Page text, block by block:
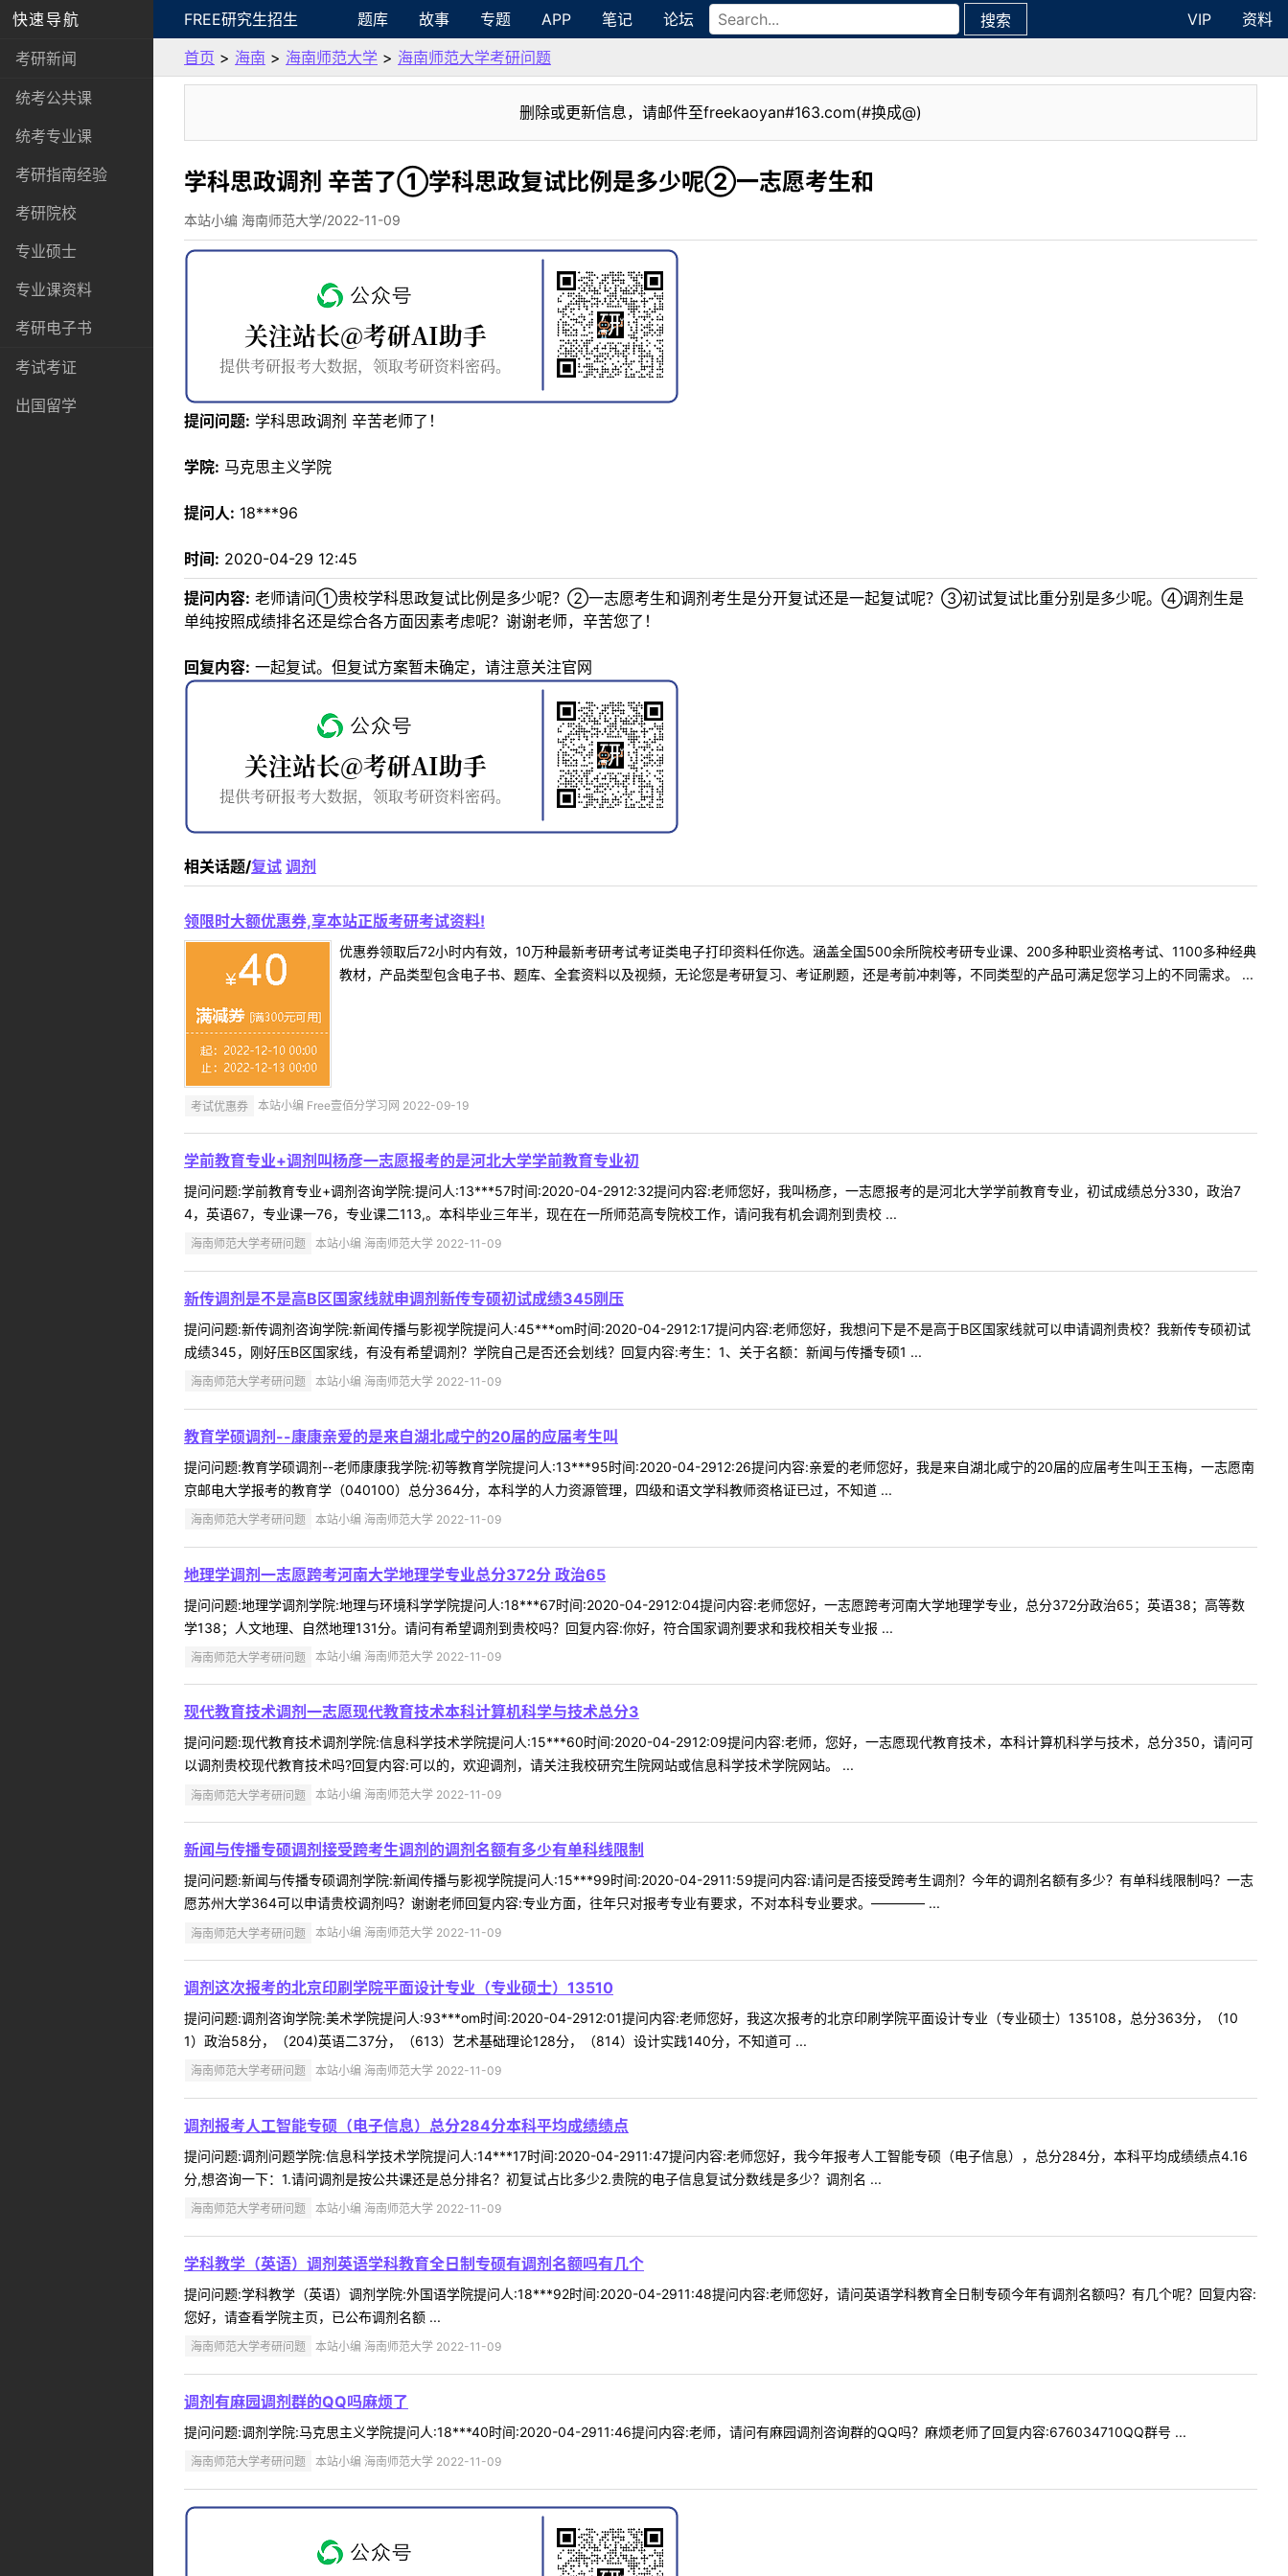
快速导航
考研新闻
统考公共课
统考专业课
考研指南经验
考研院校
专业硕士
专业课资料
考研电子书
考试考证
出国留学
FREE研究生招生 题库 故事 专题 APP 笔记 论坛 搜索 VIP
资料
首页 > 海南 > 海南师范大学 > 海南师范大学考研问题
删除或更新信息，请邮件至freekaoyan#163.com(#换成@)
学科思政调剂 辛苦了①学科思政复试比例是多少呢②一志愿考生和
本站小编 海南师范大学/2022-11-09
提问问题: 学科思政调剂 辛苦老师了！
学院: 马克思主义学院
提问人: 18***96
时间: 2020-04-29 12:45
提问内容: 老师请问①贵校学科思政复试比例是多少呢？②一志愿考生和调剂考生是分开复试还是一起复试呢？③初试复试比重分别是多少呢。④调剂生是
单纯按照成绩排名还是综合各方面因素考虑呢？谢谢老师，辛苦您了！
回复内容: 一起复试。但复试方案暂未确定，请注意关注官网
相关话题/复试 调剂
领限时大额优惠券,享本站正版考研考试资料!
优惠券领取后72小时内有效，10万种最新考研考试考证类电子打印资料任你选。涵盖全国500余所院校考研专业课、200多种职业资格考试、1100多种经典
教材，产品类型包含电子书、题库、全套资料以及视频，无论您是考研复习、考证刷题，还是考前冲刺等，不同类型的产品可满足您学习上的不同需求。 ...
考试优惠券 本站小编 Free壹佰分学习网 2022-09-19
学前教育专业+调剂叫杨彦一志愿报考的是河北大学学前教育专业初
提问问题:学前教育专业+调剂咨询学院:提问人:13***57时间:2020-04-2912:32提问内容:老师您好，我叫杨彦，一志愿报考的是河北大学学前教育专业，初试成绩总分330，政治7
4，英语67，专业课一76，专业课二113,。本科毕业三年半，现在在一所师范高专院校工作，请问我有机会调剂到贵校 ...
海南师范大学考研问题 本站小编 海南师范大学 2022-11-09
新传调剂是不是高B区国家线就申调剂新传专硕初试成绩345刚压
提问问题:新传调剂咨询学院:新闻传播与影视学院提问人:45***om时间:2020-04-2912:17提问内容:老师您好，我想问下是不是高于B区国家线就可以申请调剂贵校？我新传专硕初试
成绩345，刚好压B区国家线，有没有希望调剂？学院自己是否还会划线？回复内容:考生：1、关于名额：新闻与传播专硕1 ...
海南师范大学考研问题 本站小编 海南师范大学 2022-11-09
教育学硕调剂--康康亲爱的是来自湖北咸宁的20届的应届考生叫
提问问题:教育学硕调剂--老师康康我学院:初等教育学院提问人:13***95时间:2020-04-2912:26提问内容:亲爱的老师您好，我是来自湖北咸宁的20届的应届考生叫王玉梅，一志愿南
京邮电大学报考的教育学（040100）总分364分，本科学的人力资源管理，四级和语文学科教师资格证已过，不知道 ...
海南师范大学考研问题 本站小编 海南师范大学 2022-11-09
地理学调剂一志愿跨考河南大学地理学专业总分372分 政治65
提问问题:地理学调剂学院:地理与环境科学学院提问人:18***67时间:2020-04-2912:04提问内容:老师您好，一志愿跨考河南大学地理学专业，总分372分政治65；英语38；高等数
学138；人文地理、自然地理131分。请问有希望调剂到贵校吗？回复内容:你好，符合国家调剂要求和我校相关专业报 ...
海南师范大学考研问题 本站小编 海南师范大学 2022-11-09
现代教育技术调剂一志愿现代教育技术本科计算机科学与技术总分3
提问问题:现代教育技术调剂学院:信息科学技术学院提问人:15***60时间:2020-04-2912:09提问内容:老师，您好，一志愿现代教育技术，本科计算机科学与技术，总分350，请问可
以调剂贵校现代教育技术吗?回复内容:可以的，欢迎调剂，请关注我校研究生院网站或信息科学技术学院网站。 ...
海南师范大学考研问题 本站小编 海南师范大学 2022-11-09
新闻与传播专硕调剂接受跨考生调剂的调剂名额有多少有单科线限制
提问问题:新闻与传播专硕调剂学院:新闻传播与影视学院提问人:15***99时间:2020-04-2911:59提问内容:请问是否接受跨考生调剂？今年的调剂名额有多少？有单科线限制吗？一志
愿苏州大学364可以申请贵校调剂吗？谢谢老师回复内容:专业方面，往年只对报考专业有要求，不对本科专业要求。———— ...
海南师范大学考研问题 本站小编 海南师范大学 2022-11-09
调剂这次报考的北京印刷学院平面设计专业（专业硕士）13510
提问问题:调剂咨询学院:美术学院提问人:93***om时间:2020-04-2912:01提问内容:老师您好，我这次报考的北京印刷学院平面设计专业（专业硕士）135108，总分363分，（10
1）政治58分，（204)英语二37分，（613）艺术基础理论128分，（814）设计实践140分，不知道可 ...
海南师范大学考研问题 本站小编 海南师范大学 2022-11-09
调剂报考人工智能专硕（电子信息）总分284分本科平均成绩绩点
提问问题:调剂问题学院:信息科学技术学院提问人:14***17时间:2020-04-2911:47提问内容:老师您好，我今年报考人工智能专硕（电子信息），总分284分，本科平均成绩绩点4.16
分,想咨询一下：1.请问调剂是按公共课还是总分排名？初复试占比多少2.贵院的电子信息复试分数线是多少？调剂名 ...
海南师范大学考研问题 本站小编 海南师范大学 2022-11-09
学科教学（英语）调剂英语学科教育全日制专硕有调剂名额吗有几个
提问问题:学科教学（英语）调剂学院:外国语学院提问人:18***92时间:2020-04-2911:48提问内容:老师您好，请问英语学科教育全日制专硕今年有调剂名额吗？有几个呢？回复内容:
您好，请查看学院主页，已公布调剂名额 ...
海南师范大学考研问题 本站小编 海南师范大学 2022-11-09
调剂有麻园调剂群的QQ吗麻烦了
提问问题:调剂学院:马克思主义学院提问人:18***40时间:2020-04-2911:46提问内容:老师，请问有麻园调剂咨询群的QQ吗？麻烦老师了回复内容:676034710QQ群号 ...
海南师范大学考研问题 本站小编 海南师范大学 2022-11-09